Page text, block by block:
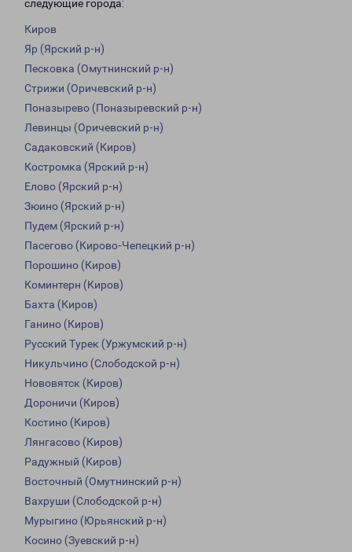
следующие города:
Киров
Яр (Ярский р-н)
Песковка (Омутнинский р-н)
Стрижи (Оричевский р-н)
Поназырево (Поназыревский р-н)
Левинцы (Оричевский р-н)
Садаковский (Киров)
Костромка (Ярский р-н)
Елово (Ярский р-н)
Зюино (Ярский р-н)
Пудем (Ярский р-н)
Пасегово (Кирово-Чепецкий р-н)
Порошино (Киров)
Коминтерн (Киров)
Бахта (Киров)
Ганино (Киров)
Русский Турек (Уржумский р-н)
Никульчино (Слободской р-н)
Нововятск (Киров)
Дороничи (Киров)
Костино (Киров)
Лянгасово (Киров)
Радужный (Киров)
Восточный (Омутнинский р-н)
Вахруши (Слободской р-н)
Мурыгино (Юрьянский р-н)
Косино (Зуевский р-н)